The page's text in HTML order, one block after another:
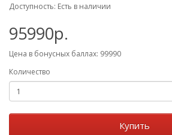
Доступность: Есть в наличии
95990р.
Цена в бонусных баллах: 99990
Количество
Купить